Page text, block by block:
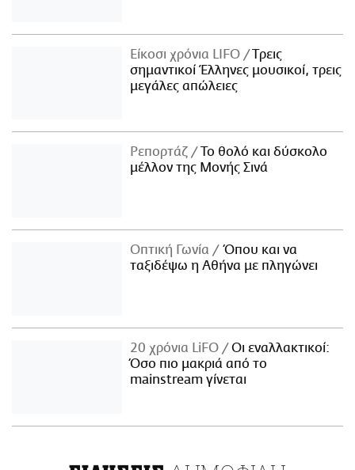
Είκοσι χρόνια LIFO
Tρεις
σημαντικοί Έλληνες μουσικοί, τρεις
μεγάλες απώλειες
Ρεπορτάζ
Το θολό και δύσκολο
μέλλον της Μονής Σινά
Οπτική Γωνία
Όπου και να
ταξιδέψω η Αθήνα με πληγώνει
20 χρόνια LiFO
Οι εναλλακτικοί:
Όσο πιο μακριά από το
mainstream γίνεται